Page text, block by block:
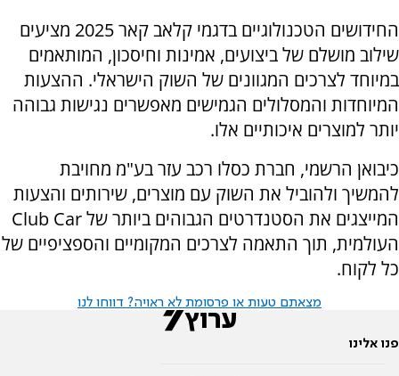
החידושים הטכנולוגיים בדגמי קלאב קאר 2025 מציעים
שילוב מושלם של ביצועים, אמינות וחיסכון, המותאמים
במיוחד לצרכים המגוונים של השוק הישראלי. ההצעות
המיוחדות והמסלולים הגמישים מאפשרים נגישות גבוהה
יותר למוצרים איכותיים אלו.
כיבואן הרשמי, חברת כסלו רכב עזר בע"מ מחויבת
להמשיך ולהוביל את השוק עם מוצרים, שירותים והצעות
המייצגים את הסטנדרטים הגבוהים ביותר שלClub Car
העולמית, תוך התאמה לצרכים המקומיים והספציפיים של
כל לקוח.
מצאתם טעות או פרסומת לא ראויה? דווחו לנו
פנו אלינו